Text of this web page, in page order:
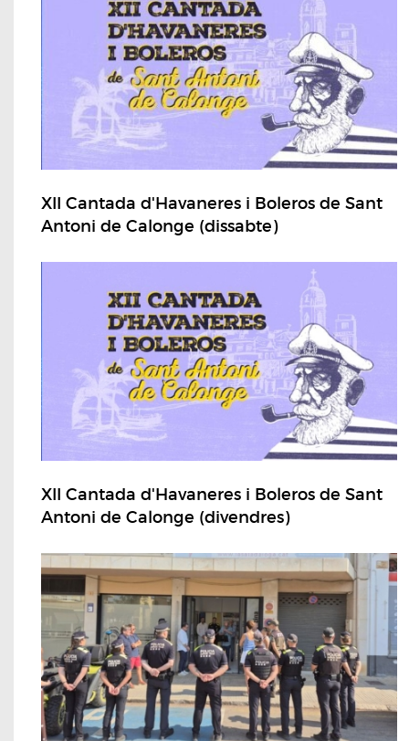
XII Cantada d'Havaneres i Boleros de Sant
Antoni de Calonge (dissabte)
XII Cantada d'Havaneres i Boleros de Sant
Antoni de Calonge (divendres)